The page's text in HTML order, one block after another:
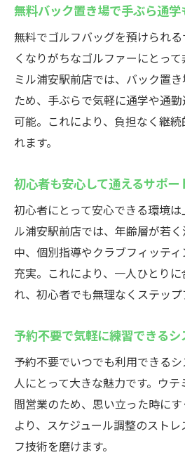
無料バック置き場で手ぶら通学
無料でゴルフバッグを預けられ
くなりがちなゴルファーにとっ
ミル浦安駅前店では、バック置
ため、手ぶらで気軽に通学や通
可能。これにより、負担なく継
れます。
初心者も安心して通えるサポー
初心者にとって安心できる環境
ル浦安駅前店では、年齢層が若
中、個別指導やクラブフィッテ
充実。これにより、一人ひとり
れ、初心者でも無理なくステップ
予約不要で気軽に練習できる
予約不要でいつでも利用できる
人にとって大きな魅力です。ウ
間営業のため、思い立った時に
より、スケジュール調整のスト
フ技術を磨けます。